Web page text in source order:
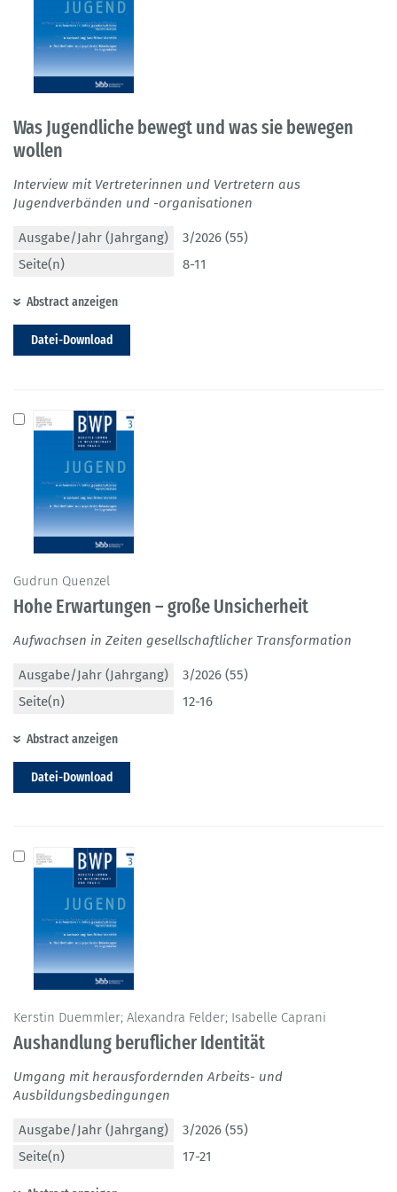
Was Jugendliche bewegt und was sie bewegen
wollen
Interview mit Vertreterinnen und Vertretern aus
Jugendverbänden und -organisationen
Ausgabe/Jahr (Jahrgang)
3/2026 (55)
Seite(n)
8-11
Abstract anzeigen
Datei-Download
Gudrun Quenzel
Hohe Erwartungen – große Unsicherheit
Aufwachsen in Zeiten gesellschaftlicher Transformation
Ausgabe/Jahr (Jahrgang)
3/2026 (55)
Seite(n)
12-16
Abstract anzeigen
Datei-Download
Kerstin Duemmler; Alexandra Felder; Isabelle Caprani
Aushandlung beruflicher Identität
Umgang mit herausfordernden Arbeits- und
Ausbildungsbedingungen
Ausgabe/Jahr (Jahrgang)
3/2026 (55)
Seite(n)
17-21